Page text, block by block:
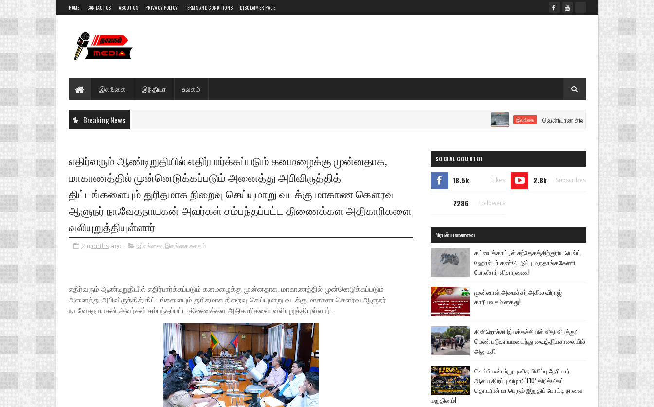
HOME CONTACT US ABOUT US PRIVACY POLICY TERMS AND CONDITIONS DISCLAIMER PAGE
இலங்கை இந்தியா உலகம்
Breaking News இலங்கை வௌியான சிவப்பு எச்சரிக்கை..! கடலுக்கு
எதிர்வரும் ஆண்டிறுதியில் எதிர்பார்க்கப்படும் கனமழைக்கு முன்னதாக,
மாகாணத்தில் முன்னெடுக்கப்படும் அனைத்து அபிவிருத்தித்
திட்டங்களையும் துரிதமாக நிறைவு செய்யுமாறு வடக்கு மாகாண கௌரவ
ஆளுநர் நா.வேதநாயகன் அவர்கள் சம்பந்தப்பட்ட திணைக்கள அதிகாரிகளை
வலியுறுத்தியுள்ளார்
2 months ago இலங்கை, இலங்கை.உலகம்
எதிர்வரும் ஆண்டிறுதியில் எதிர்பார்க்கப்படும் கனமழைக்கு முன்னதாக, மாகாணத்தில் முன்னெடுக்கப்படும்
அனைத்து அபிவிருத்தித் திட்டங்களையும் துரிதமாக நிறைவு செய்யுமாறு வடக்கு மாகாண கௌரவ ஆளுநர்
நா.வேதநாயகன் அவர்கள் சம்பந்தப்பட்ட திணைக்கள அதிகாரிகளை வலியுறுத்தியுள்ளார்.
SOCIAL COUNTER
18.5k Likes 2.8k Subscribes
2286 Followers
பிரபல்யமானவை
கட்டைக்காட்டில் சந்தேகத்திற்குரிய பெல்ட்
ஹோல்டர் கண்டெடுப்பு மருதாங்ககேணி
போலீசார் விசாரணை!
முன்னாள் அமைச்சர் அகில விராஜ்
காரியவசம் கைது!
கிளிநொச்சி இயக்கச்சியில் வீதி விபத்து:
பெண் படுகாயமடைந்து வைத்தியசாலையில்
அனுமதி
செம்பியன்பற்று புனித பிலிப்பு நேரியார்
ஆலய திறப்பு விழா: ‘T10’ கிரிக்கெட்
தொடரின் மாபெரும் இறுதிப் போட்டி நாளை
மறுதினம்!